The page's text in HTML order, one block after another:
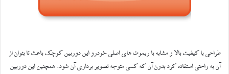
طراحی با کیفیت بالا و مشابه با ریموت های اصلی خودرو این دوربین کوچک باعث تا بتوان از
آن به راحتی استفاده کرد بدون آن که کسی متوجه تصویر برداری آن شود. همچنین این دوربین